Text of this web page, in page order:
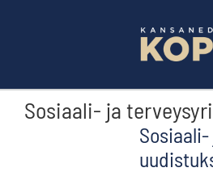
Sosiaali- ja